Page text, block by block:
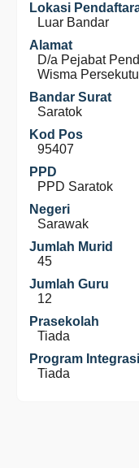
Lokasi
Luar Bandar
Alamat
D/a Pejabat
Wisma
Bandar Surat
Saratok
Kod Pos
95407
PPD
PPD Saratok
Negeri
Sarawak
Jumlah Murid
45
Jumlah Guru
12
Prasekolah
Tiada
Program Integrasi
Tiada